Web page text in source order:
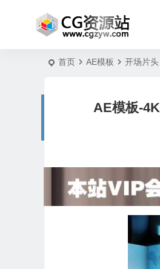
首页 AE模板 开场片头
AE模板-